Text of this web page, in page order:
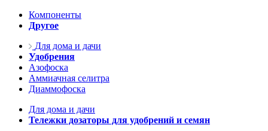
Компоненты
Другое
Для дома и дачи
Удобрения
Азофоска
Аммиачная селитра
Диаммофоска
Для дома и дачи
Тележки дозаторы для удобрений и семян